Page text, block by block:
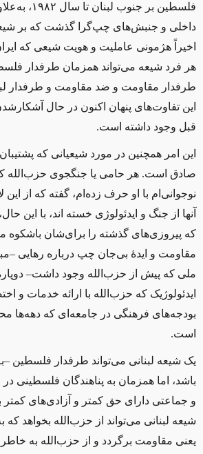
فلسطین بر
داخلی و جنبش‌های چپ‌گرا گذشت که بر
اخیراً هژمونی عاملیت و هویت شیعی که
هر فرد شیعه می‌تواند همزمان طرفدار
طرفدار مقاومت و ضد مقاومت و طرفدار
این تفاوت‌های پنهان اکنون در حال
قبل وجود داشته است.
این امر همچنین در مورد شیعیانی که
صادق است. هر حامی یا جنگجوی حزب‌الله
نوجوانی‌ام با او حرف زده‌ام، گفته که از این
آنها از جنگ و ایدئولوژی خسته‌ اند، با این
که پیروزی‌های گذشته را برای‌شان باشکوه
مقاومت و ایدهٔ بی‌جان چپ درباره رهایی
ملی که پیش از حزب‌الله وجود داشت– دوپاره
ایدئولوژیک که حزب‌الله با ارائه خدمات
بودجه‌های فرهنگی در جامعه‌ای که دهه‌ها
است.
یک شیعه لبنانی می‌تواند طرفدار فلسطین
باشد، اما همزمان به پناهندگان فلسطینی در
و جماعتی دارای حق کمتر و آزادی‌های کمتر
شیعه لبنانی می‌تواند از حزب‌الله بخواهد
یعنی مقاومت برگردد و از حزب‌الله به